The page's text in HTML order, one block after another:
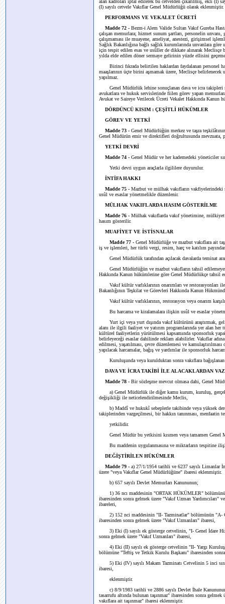
alan kadroları iptal edilerek bu cetvelden çıkarılmış, ekli (I)
(I) sayılı cetvele Vakıflar Genel Müdürlüğü olarak eklenmiştir.
PERFORMANS VE VEKALET ÜCRETİ
Madde 72 - Bezm-i Alem Valide Sultan Vakıf Gureba
çalışan memurlara; hizmet sunum şartları, personelin unvanı,
çalışmaması ile muayene, ameliyat, anestezi, girişimsel
Sağlık Bakanlığına bağlı sağlık kurumlarında unvanlara
için tespit edilen esas ve usûller de dikkate alınarak Meclisçe
yılda elde edilen döner sermaye gelirinin yüzde ellisini
Birinci fıkrada belirtilen haklardan faydalanan personel
maaşlarının üçte birini aşmamak üzere, Meclisçe
yapılmaz.
Genel Müdürlük lehine sonuçlanan dava ve icra takipleri
avukatlara ve hukuk servislerinde fiilen görev yapan
Avukat ve Saireye Verilecek Ücreti Vekalet Hakkında Kanun
DÖRDÜNCÜ KISIM : ÇEŞİTLİ HÜKÜMLER
GÖREV VE YETKİ
Madde 73 - Genel Müdürlüğün merkez ve taşra
Genel Müdürün emir ve direktifleri doğrultusunda mevzuata,
YETKİ DEVRİ
Madde 74 - Genel Müdür ve her kademedeki yöneticiler
Yetki devri uygun araçlarla ilgililere duyurulur.
İNTİFA HAKKI
Madde 75 - Mazbut ve mülhak vakıfların
usûl ve esaslar yönetmelikle düzenlenir.
MÜLHAK VAKIFLARDA HASIM GÖSTERİLME
Madde 76 - Mülhak vakıflarda vakıf yönetimine,
hasım gösterilir.
MUAFİYET VE İSTİSNALAR
Madde 77 - Genel Müdürlüğe ve mazbut vakıflara ait
iş ve işlemleri, her türlü vergi, resim, harç ve katılım
Genel Müdürlük tarafından açılacak davalarda teminat
Genel Müdürlüğün ve mazbut vakıfların tahsil
Hakkında Kanun hükümlerine göre Genel Müdürlükçe tahsil
Vakıf kültür varlıklarının onarımları ve restorasyonları
Bakanlığının Teşkilat ve Görevleri Hakkında Kanun
Vakıf kültür varlıklarının, restorasyon veya onarım
Bu harcama ve kiralamalara ilişkin usûl ve esaslar
Yurt içi veya yurt dışında vakıf kültürünü araştırmak,
alanı ile ilgili faaliyet ve yatırım programlarında yer alan
kültürel faaliyetlerin yürütülmesi kapsamında sponsorluk
belirleyeceği esaslar dahilinde reklam alabilirler. Vakıflar
edilmesi, yaşatılması, çevre düzenlemesi ve
yapılacak harcamalar, bağış ve yardımlar ile sponsorluk
Kuruluşunda veya kurulduktan sonra vakıflara bağışlanan
DAVA VE İCRA TAKİBİ İLE ALACAKLARDAN
Madde 78 - Bir sözleşme mevcut olmasa dahi, Genel
a) Genel Müdürlük ile diğer kamu kurum, kuruluş, gerçek
değişikliği ile neticelendirilmesinde Meclis,
b) Maddî ve hukukî sebeplerle takibinde veya yüksek
takiplerinden vazgeçilmesi, bir hakkın tanınması,
yetkilidir.
Genel Müdür bu yetkisini kısmen veya tamamen Genel
Bu maddenin uygulanmasına ve miktarların tespitine
DEĞİŞTİRİLEN HÜKÜMLER
Madde 79 - a) 27/1/1954 tarihli ve 6237 sayılı Limanlar
üzere "veya Vakıflar Genel Müdürlüğüne" ibaresi eklenmiştir.
b) 657 sayılı Devlet Memurları Kanununun;
1) 36 ncı maddesinin "ORTAK HÜKÜMLER" bölümünün
ibaresinden sonra gelmek üzere "Vakıf Uzman Yardımcıları"
ibareleri,
2) 152 nci maddesinin "II- Tazminatlar" bölümünün "A-
ibaresinden sonra gelmek üzere "Vakıf Uzmanları" ibaresi,
3) Eki (I) sayılı ek gösterge cetvelinin, "I- Genel İdare
sonra gelmek üzere "Vakıf Uzmanları" ibaresi,
4) Eki (II) sayılı ek gösterge cetvelinin "II- Yargı
bölümüne "Teftiş ve Tetkik Kurulu Başkanı" ibaresinden
5) Eki (IV) sayılı Makam Tazminatı Cetvelinin 5 inci
ibaresi,
eklenmiştir.
c) 8/9/1983 tarihli ve 2886 sayılı Devlet İhale
tasarrufu altında bulunan taşınmaz" ibaresinden sonra
vakıflara ait taşınmaz" ibaresi eklenmiştir.